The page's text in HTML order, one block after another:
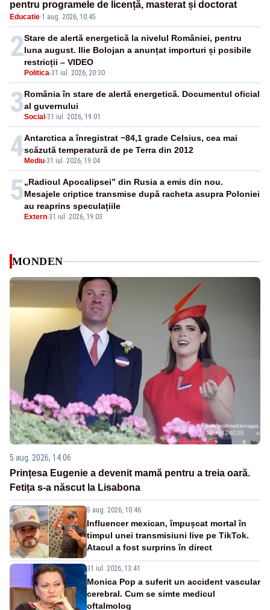
pentru programele de licență, masterat și doctorat
Educatie·1 aug. 2026, 10:45
2
Politica-31 iul. 2026, 20:30
Stare de alertă energetică la nivelul României, pentru
luna august. Ilie Bolojan a anunțat importuri și posibile
restricții – VIDEO
3Social -31 iul. 2026, 19:01
România în stare de alertă energetică. Documentul oficial
al guvernului
4 Mediu-31 iul. 2026, 19:04
Antarctica a înregistrat −84,1 grade Celsius, cea mai
scăzută temperatură de pe Terra din 2012
5
Extern-31 iul. 2026, 19:03
„Radioul Apocalipsei” din Rusia a emis din nou.
Mesajele criptice transmise după racheta asupra Poloniei
au reaprins speculațiile
MONDEN
5 aug. 2026, 14:06
Prințesa Eugenie a devenit mamă pentru a treia oară.
Fetița s-a născut la Lisabona
5 aug. 2026, 10:46
Influencer mexican, împușcat mortal în
timpul unei transmisiuni live pe TikTok.
Atacul a fost surprins în direct
31 iul. 2026, 13:41
Monica Pop a suferit un accident vascular
cerebral. Cum se simte medicul
oftalmolog